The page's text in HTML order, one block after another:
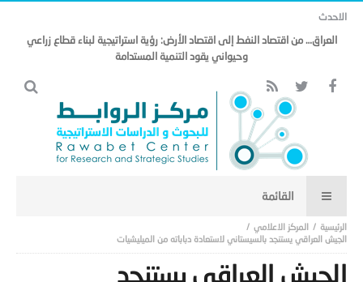
الاحدث
العراق… من اقتصاد النفط إلى اقتصاد الأرض: رؤية استراتيجية لبناء قطاع زراعي
وحيواني يقود التنمية المستدامة
المركز الاعلامي
الجيش العراقي يستنجد بالسيستاني لاستعادة دباباته من الميليشيات
الجيش العراقي يستنجد